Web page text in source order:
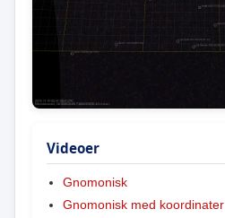
Videoer
Gnomonisk
Gnomonisk med koordinater